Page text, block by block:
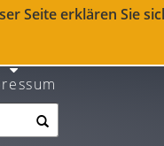
Seite erklären Sie